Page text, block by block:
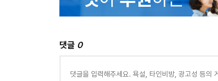
댓글 0